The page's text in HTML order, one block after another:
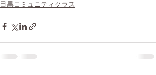
目黒コミュニティクラス